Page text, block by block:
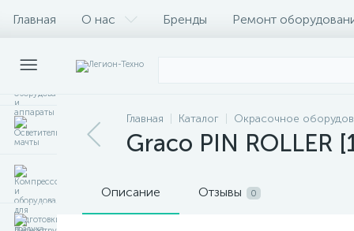
Главная О нас Бренды Ремонт
Главная Каталог Окрасочное
Graco PIN ROLLER
Описание Отзывы 0